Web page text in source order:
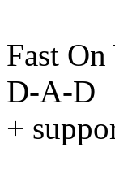
Fast
D-A-D
+